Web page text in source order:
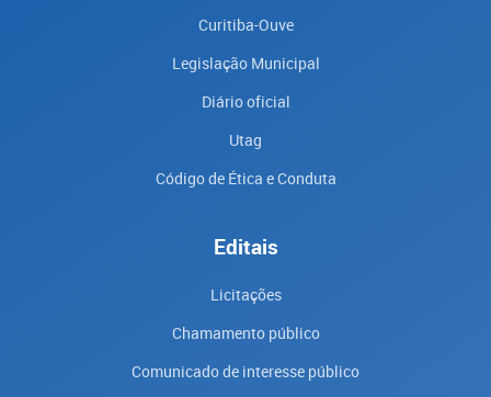
Curitiba-Ouve
Legislação Municipal
Diário oficial
Utag
Código de Ética e Conduta
Editais
Licitações
Chamamento público
Comunicado de interesse público